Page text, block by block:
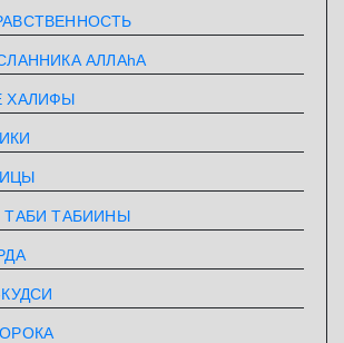
АЛЛАhА
ХАЛИФЫ
ТАБИ ТАБИИНЫ